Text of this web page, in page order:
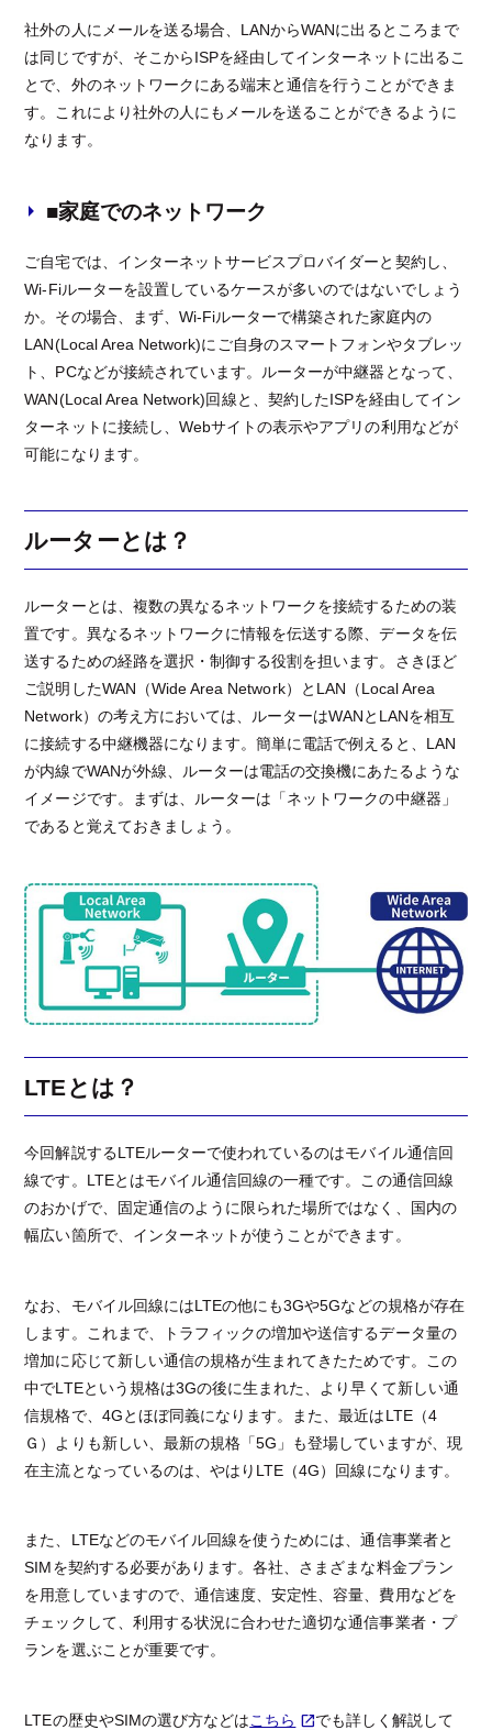
社外の人にメールを送る場合、LANからWANに出るところまで
は同じですが、そこからISPを経由してインターネットに出るこ
とで、外のネットワークにある端末と通信を行うことができま
す。これにより社外の人にもメールを送ることができるように
なります。
■家庭でのネットワーク
ご自宅では、インターネットサービスプロバイダーと契約し、
Wi-Fiルーターを設置しているケースが多いのではないでしょう
か。その場合、まず、Wi-Fiルーターで構築された家庭内の
LAN(Local Area Network)にご自身のスマートフォンやタブレッ
ト、PCなどが接続されています。ルーターが中継器となって、
WAN(Local Area Network)回線と、契約したISPを経由してイン
ターネットに接続し、Webサイトの表示やアプリの利用などが
可能になります。
ルーターとは？
ルーターとは、複数の異なるネットワークを接続するための装
置です。異なるネットワークに情報を伝送する際、データを伝
送するための経路を選択・制御する役割を担います。さきほど
ご説明したWAN（Wide Area Network）とLAN（Local Area
Network）の考え方においては、ルーターはWANとLANを相互
に接続する中継機器になります。簡単に電話で例えると、LAN
が内線でWANが外線、ルーターは電話の交換機にあたるような
イメージです。まずは、ルーターは「ネットワークの中継器」
であると覚えておきましょう。
LTEとは？
今回解説するLTEルーターで使われているのはモバイル通信回
線です。LTEとはモバイル通信回線の一種です。この通信回線
のおかげで、固定通信のように限られた場所ではなく、国内の
幅広い箇所で、インターネットが使うことができます。
なお、モバイル回線にはLTEの他にも3Gや5Gなどの規格が存在
します。これまで、トラフィックの増加や送信するデータ量の
増加に応じて新しい通信の規格が生まれてきたためです。この
中でLTEという規格は3Gの後に生まれた、より早くて新しい通
信規格で、4Gとほぼ同義になります。また、最近はLTE（4
Ｇ）よりも新しい、最新の規格「5G」も登場していますが、現
在主流となっているのは、やはりLTE（4G）回線になります。
また、LTEなどのモバイル回線を使うためには、通信事業者と
SIMを契約する必要があります。各社、さまざまな料金プラン
を用意していますので、通信速度、安定性、容量、費用などを
チェックして、利用する状況に合わせた適切な通信事業者・プ
ランを選ぶことが重要です。
LTEの歴史やSIMの選び方などはこちら
でも詳しく解説して